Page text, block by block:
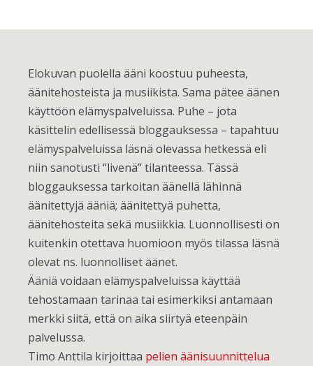
Elokuvan puolella ääni koostuu puheesta,
äänitehosteista ja musiikista. Sama pätee äänen
käyttöön elämyspalveluissa. Puhe – jota
käsittelin edellisessä bloggauksessa – tapahtuu
elämyspalveluissa läsnä olevassa hetkessä eli
niin sanotusti “livenä” tilanteessa. Tässä
bloggauksessa tarkoitan äänellä lähinnä
äänitettyjä ääniä; äänitettyä puhetta,
äänitehosteita sekä musiikkia. Luonnollisesti on
kuitenkin otettava huomioon myös tilassa läsnä
olevat ns. luonnolliset äänet.
Ääniä voidaan elämyspalveluissa käyttää
tehostamaan tarinaa tai esimerkiksi antamaan
merkki siitä, että on aika siirtyä eteenpäin
palvelussa.
Timo Anttila kirjoittaa pelien äänisuunnittelua